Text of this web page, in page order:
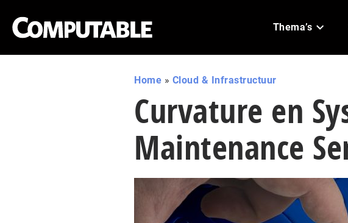
Thema’s
Home » Cloud & Infrastructuur
Curvature en
Maintenance